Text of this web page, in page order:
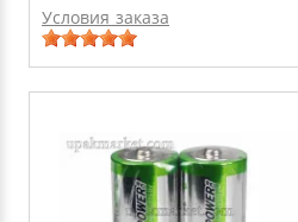
Условия заказа